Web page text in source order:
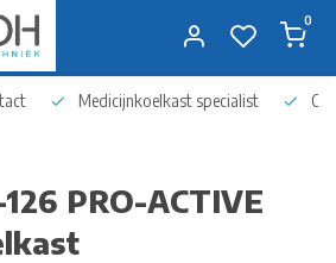
0
Medicijnkoelkast specialist Op
PRO-ACTIVE